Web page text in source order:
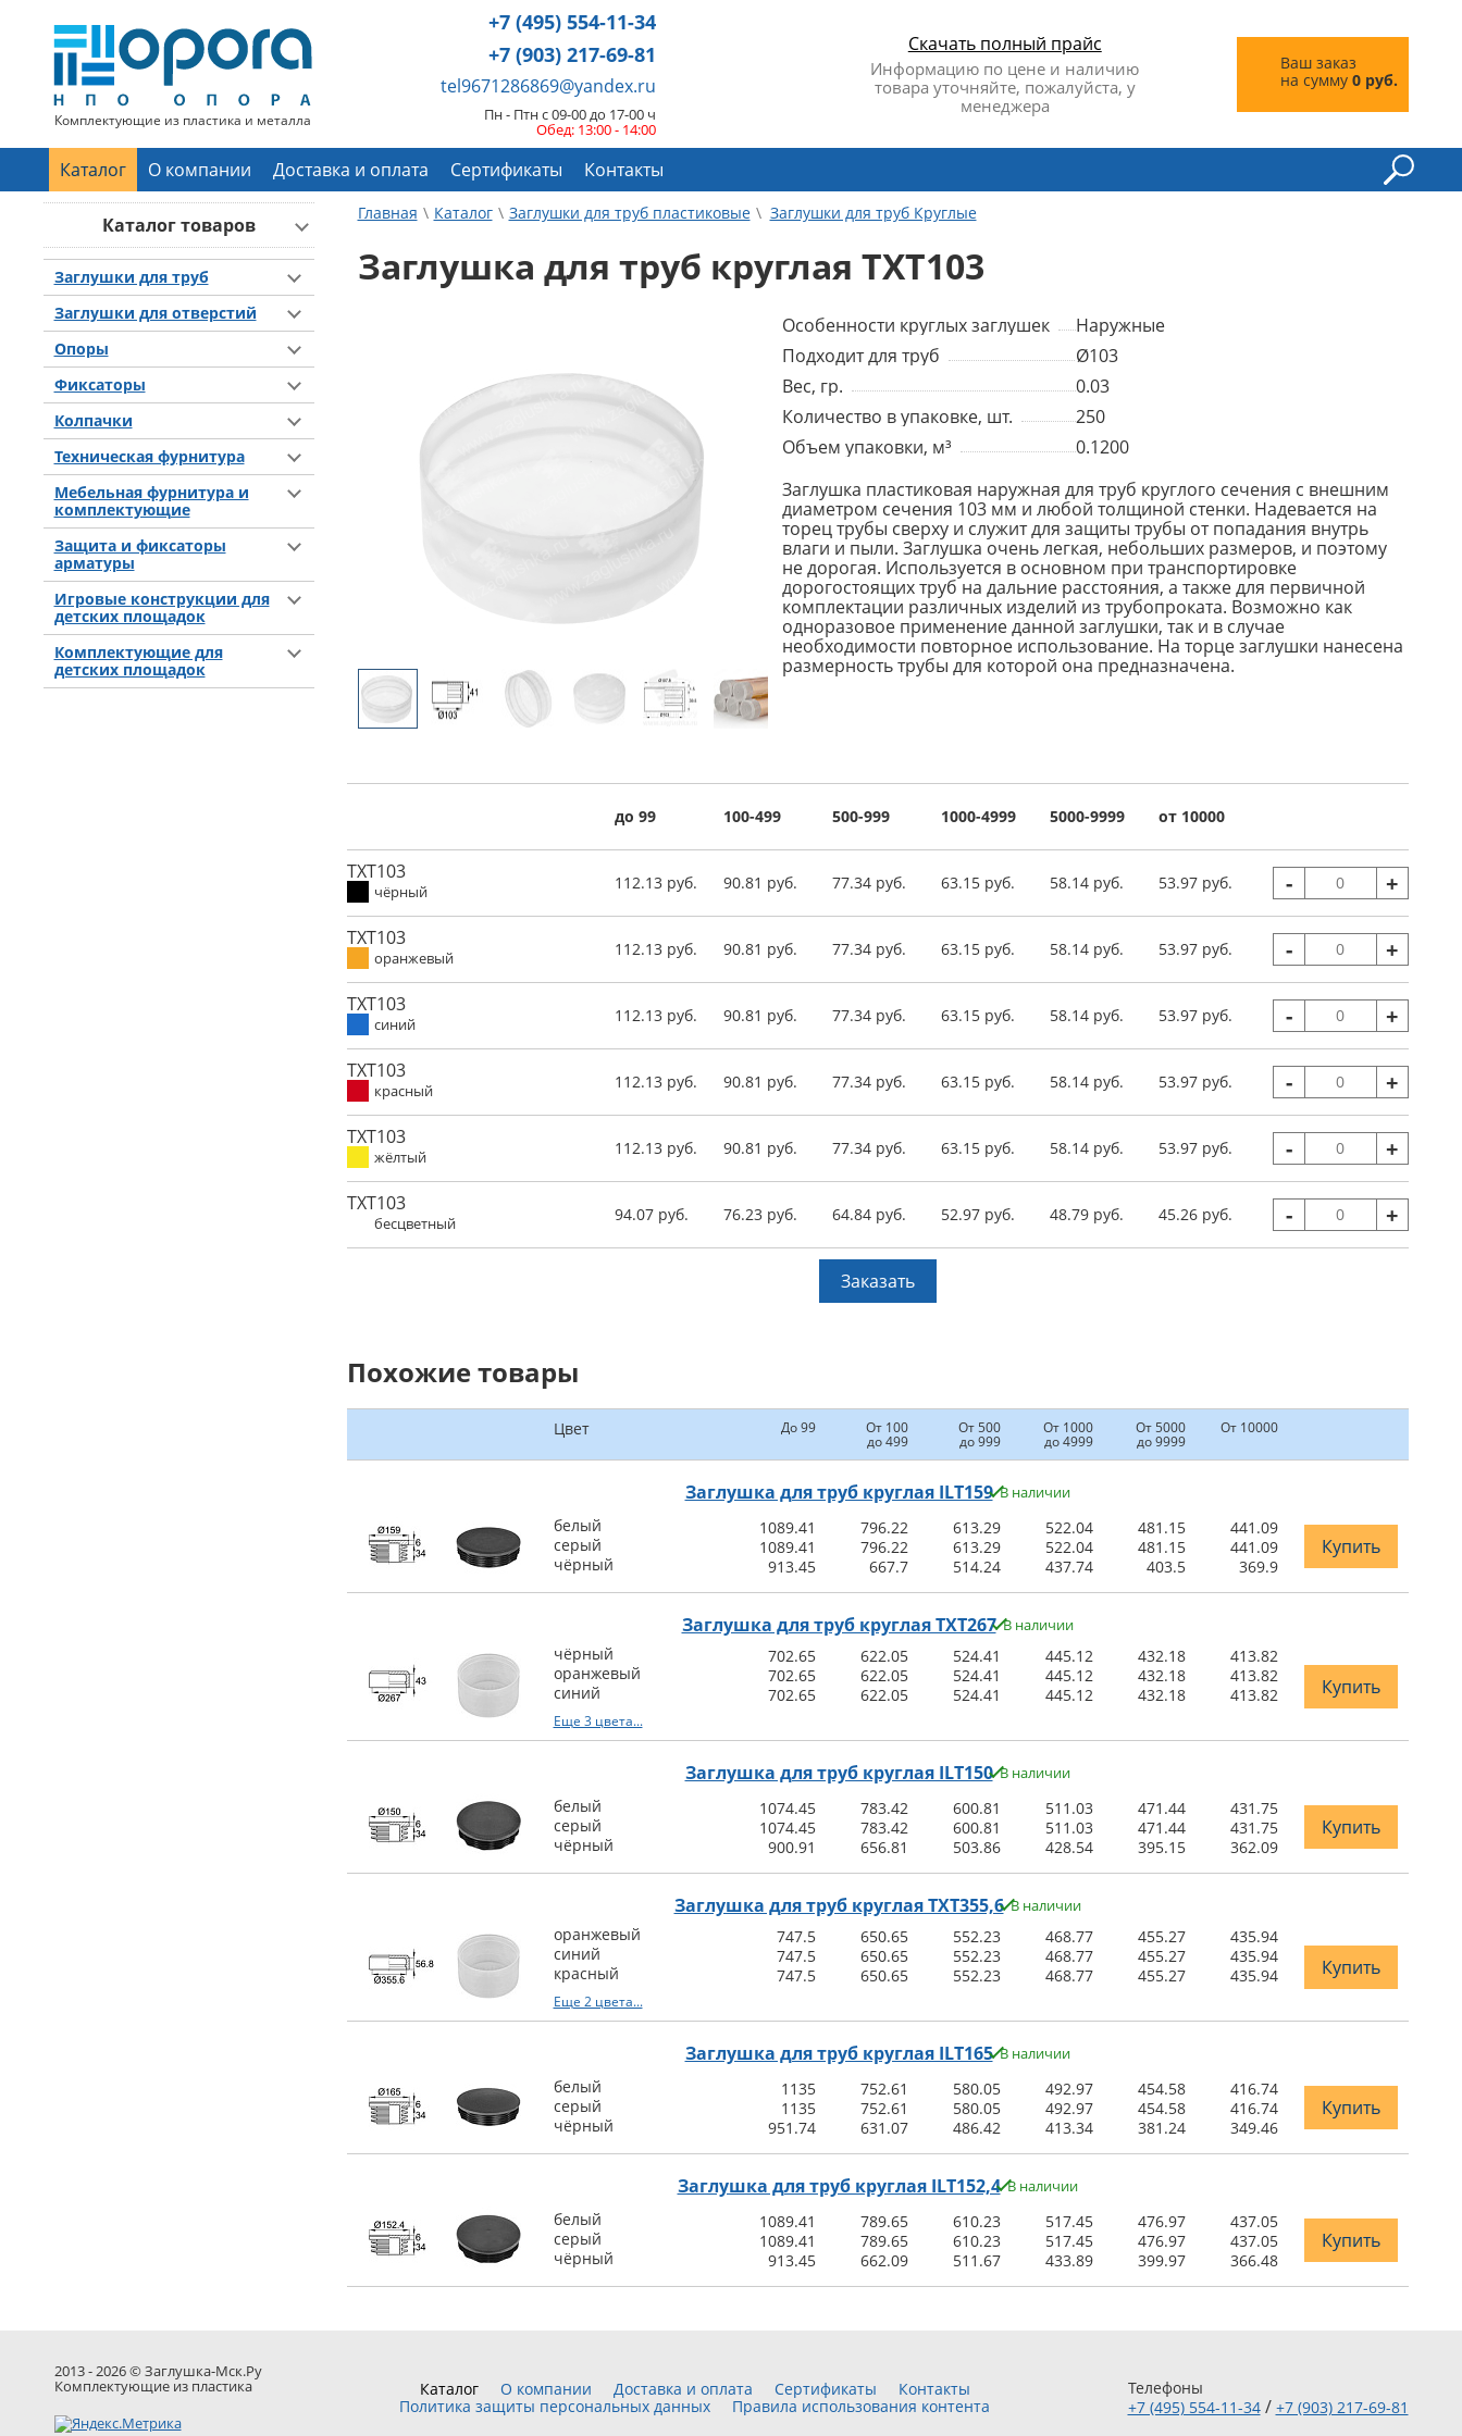
Комплектующие из пластика и металла
+7 (495) 554-11-34
+7 (903) 217-69-81
tel9671286869@yandex.ru
Пн - Птн с 09-00 до 17-00 ч
Обед: 13:00 - 14:00
Скачать полный прайс
Информацию по цене и наличию
товара уточняйте, пожалуйста, у
менеджера
Ваш заказ
на сумму 0 руб.
Каталог О компании Доставка и оплата Сертификаты Контакты
Каталог товаров
Заглушки для труб
Заглушки для отверстий
Опоры
Фиксаторы
Колпачки
Техническая фурнитура
Мебельная фурнитура и
комплектующие
Защита и фиксаторы
арматуры
Игровые конструкции для
детских площадок
Комплектующие для
детских площадок
Главная Каталог Заглушки для труб пластиковые Заглушки для труб Круглые
Заглушка для труб круглая TXT103
Особенности круглых заглушек
Наружные
Подходит для труб
Ø103
Вес, гр.
0.03
Количество в упаковке, шт.
250
Объем упаковки, м³
0.1200
Заглушка пластиковая наружная для труб круглого сечения с внешним
диаметром сечения 103 мм и любой толщиной стенки. Надевается на
торец трубы сверху и служит для защиты трубы от попадания внутрь
влаги и пыли. Заглушка очень легкая, небольших размеров, и поэтому
не дорогая. Используется в основном при транспортировке
дорогостоящих труб на дальние расстояния, а также для первичной
комплектации различных изделий из трубопроката. Возможно как
одноразовое применение данной заглушки, так и в случае
необходимости повторное использование. На торце заглушки нанесена
размерность трубы для которой она предназначена.
до 99 100-499 500-999 1000-4999 5000-9999 от 10000
TXT103
чёрный 112.13 руб. 90.81 руб. 77.34 руб. 63.15 руб. 58.14 руб. 53.97 руб. - +
TXT103
оранжевый 112.13 руб. 90.81 руб. 77.34 руб. 63.15 руб. 58.14 руб. 53.97 руб. - +
TXT103
синий 112.13 руб. 90.81 руб. 77.34 руб. 63.15 руб. 58.14 руб. 53.97 руб. - +
TXT103
красный 112.13 руб. 90.81 руб. 77.34 руб. 63.15 руб. 58.14 руб. 53.97 руб. - +
TXT103
жёлтый 112.13 руб. 90.81 руб. 77.34 руб. 63.15 руб. 58.14 руб. 53.97 руб. - +
TXT103
бесцветный 94.07 руб. 76.23 руб. 64.84 руб. 52.97 руб. 48.79 руб. 45.26 руб. - +
Заказать
Похожие товары
Цвет До 99 От 100
до 499
От 500
до 999
От 1000
до 4999
От 5000
до 9999
От 10000
Заглушка для труб круглая ILT159 В наличии
белый 1089.41 796.22 613.29 522.04 481.15
441.09
серый
1089.41 796.22 613.29 522.04 481.15
441.09
чёрный
913.45 667.7 514.24 437.74 403.5 369.9
Купить
Заглушка для труб круглая TXT267 В наличии
чёрный 702.65 622.05 524.41 445.12 432.18
413.82
оранжевый
702.65 622.05 524.41 445.12 432.18
413.82
синий
702.65 622.05 524.41 445.12 432.18 413.82
Еще 3 цвета...
Купить
Заглушка для труб круглая ILT150 В наличии
белый 1074.45 783.42 600.81 511.03 471.44
431.75
серый
1074.45 783.42 600.81 511.03 471.44
431.75
чёрный
900.91 656.81 503.86 428.54 395.15 362.09
Купить
Заглушка для труб круглая TXT355,6 В наличии
оранжевый 747.5 650.65 552.23 468.77 455.27
435.94
синий
747.5 650.65 552.23 468.77 455.27
435.94
красный
747.5 650.65 552.23 468.77 455.27 435.94
Еще 2 цвета...
Купить
Заглушка для труб круглая ILT165 В наличии
белый 1135 752.61 580.05 492.97 454.58
416.74
серый
1135 752.61 580.05 492.97 454.58
416.74
чёрный
951.74 631.07 486.42 413.34 381.24 349.46
Купить
Заглушка для труб круглая ILT152,4 В наличии
белый 1089.41 789.65 610.23 517.45 476.97
437.05
серый
1089.41 789.65 610.23 517.45 476.97
437.05
чёрный
913.45 662.09 511.67 433.89 399.97 366.48
Купить
2013 - 2026 © Заглушка-Мск.Ру
Комплектующие из пластика Каталог О компании Доставка и оплата Сертификаты
Контакты
Политика защиты персональных данных
Правила использования контента
Телефоны
+7 (495) 554-11-34 / +7 (903) 217-69-81